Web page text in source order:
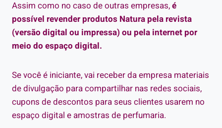
Assim como no caso de outras empresas,é
possível revender produtos Natura pela revista
(versão digital ou impressa) ou pela internet por
meio do espaço digital.
Se você é iniciante, vai receber da empresa materiais
de divulgação para compartilhar nas redes sociais,
cupons de descontos para seus clientes usarem no
espaço digital e amostras de perfumaria.